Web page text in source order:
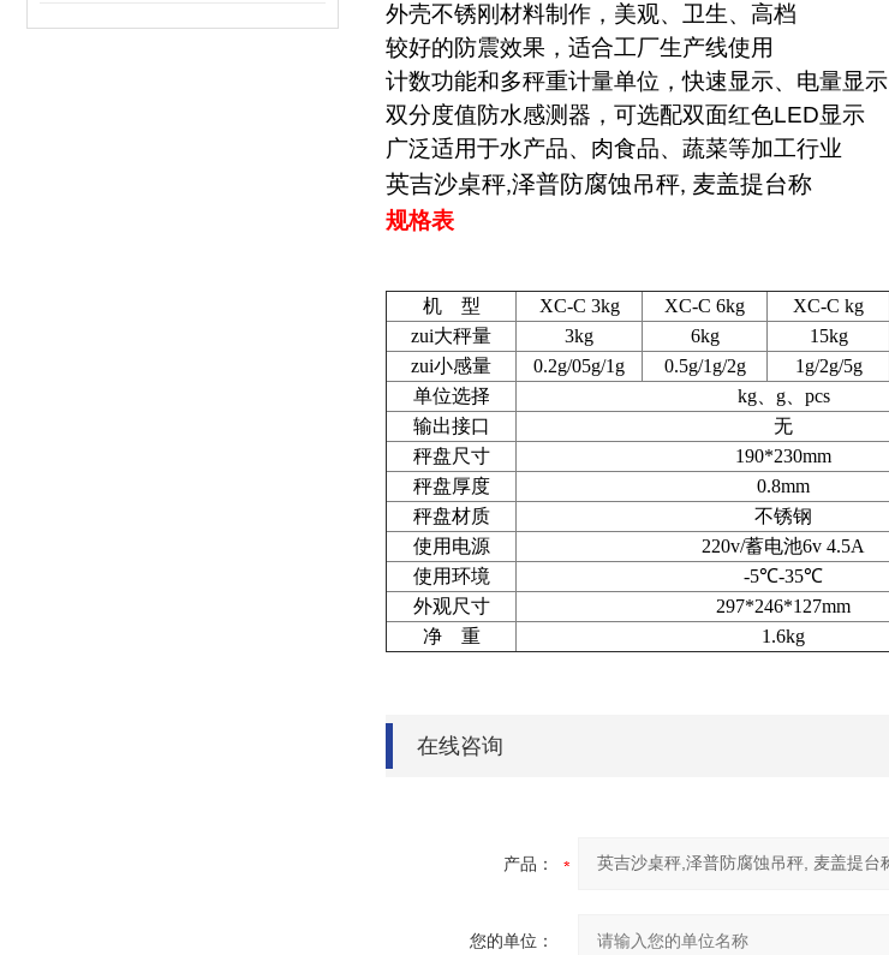
外壳不锈刚材料制作，美观、卫生、高档
较好的防震效果，适合工厂生产线使用
计数功能和多秤重计量单位，快速显示、电量显示
双分度值防水感测器，可选配双面红色LED显示
广泛适用于水产品、肉食品、蔬菜等加工行业
英吉沙桌秤,泽普防腐蚀吊秤, 麦盖提台称
规格表
机 型 XC-C 3kg XC-C 6kg XC-C kg
zui大秤量
3kg 6kg 15kg
zui小感量
0.2g/05g/1g 0.5g/1g/2g 1g/2g/5g
单位选择
kg、g、pcs
输出接口
无
秤盘尺寸
190*230mm
秤盘厚度
0.8mm
秤盘材质
不锈钢
使用电源
220v/蓄电池6v 4.5A
使用环境
-5℃-35℃
外观尺寸
297*246*127mm
净 重
1.6kg
在线咨询
产品：
您的单位：